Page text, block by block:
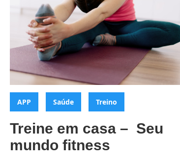
Categorias:
APP Saúde Treino
Treine em casa – Seu
mundo fitness